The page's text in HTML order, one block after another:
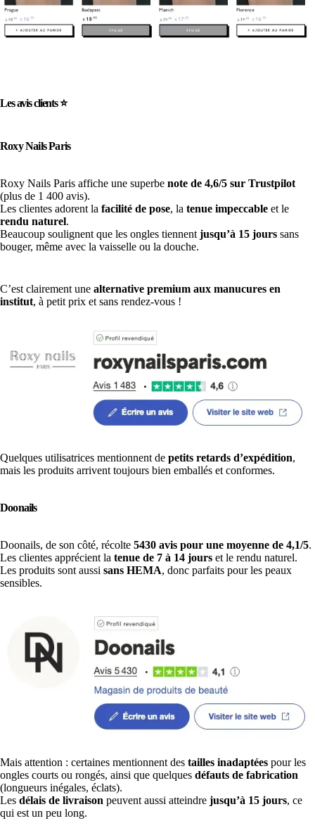
Les avis clients ⭐️
Roxy Nails Paris
Roxy Nails Paris affiche une superbe note de 4,6/5 sur Trustpilot
(plus de 1 400 avis).
Les clientes adorent la facilité de pose, la tenue impeccable et le
rendu naturel.
Beaucoup soulignent que les ongles tiennent jusqu’à 15 jours sans
bouger, même avec la vaisselle ou la douche.
C’est clairement une alternative premium aux manucures en
institut, à petit prix et sans rendez-vous !
Quelques utilisatrices mentionnent de petits retards d’expédition,
mais les produits arrivent toujours bien emballés et conformes.
Doonails
Doonails, de son côté, récolte 5430 avis pour une moyenne de 4,1/5.
Les clientes apprécient la tenue de 7 à 14 jours et le rendu naturel.
Les produits sont aussi sans HEMA, donc parfaits pour les peaux
sensibles.
Mais attention : certaines mentionnent des tailles inadaptées pour les
ongles courts ou rongés, ainsi que quelques défauts de fabrication
(longueurs inégales, éclats).
Les délais de livraison peuvent aussi atteindre jusqu’à 15 jours, ce
qui est un peu long.